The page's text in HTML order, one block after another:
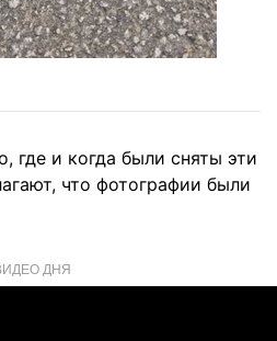
где и когда были сняты эти
что фотографии были
ДНЯ